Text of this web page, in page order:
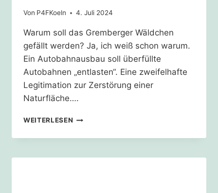
Von P4FKoeln 4. Juli 2024
Warum soll das Gremberger Wäldchen
gefällt werden? Ja, ich weiß schon warum.
Ein Autobahnausbau soll überfüllte
Autobahnen „entlasten“. Eine zweifelhafte
Legitimation zur Zerstörung einer
Naturfläche….
WEITERLESEN DIE
MACHT
UNTERSCHIED